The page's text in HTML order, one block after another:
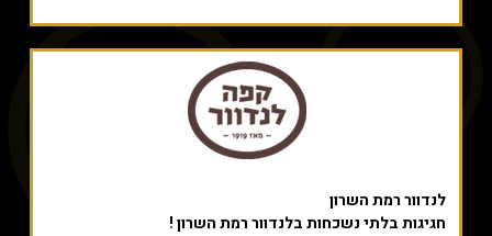
לנדוור רמת השרון
חגיגות בלתי נשכחות בלנדוור רמת השרון !